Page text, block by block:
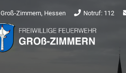
Groß-Zimmern, Hessen Notruf: 112